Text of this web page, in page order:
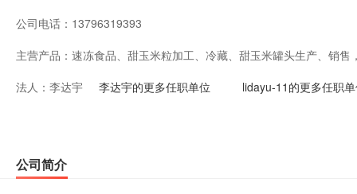
公司电话： 13796319393
主营产品： 速冻食品、甜玉米粒加工、冷藏、甜玉米罐头生产、销
加工；冷库服务（不包含危险化学品）；速冻食品制造
法人： 李达宇 李达宇的更多任职单位 lidayu-11的更多任职
公司简介